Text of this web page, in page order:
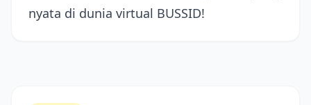
nyata di dunia virtual BUSSID!